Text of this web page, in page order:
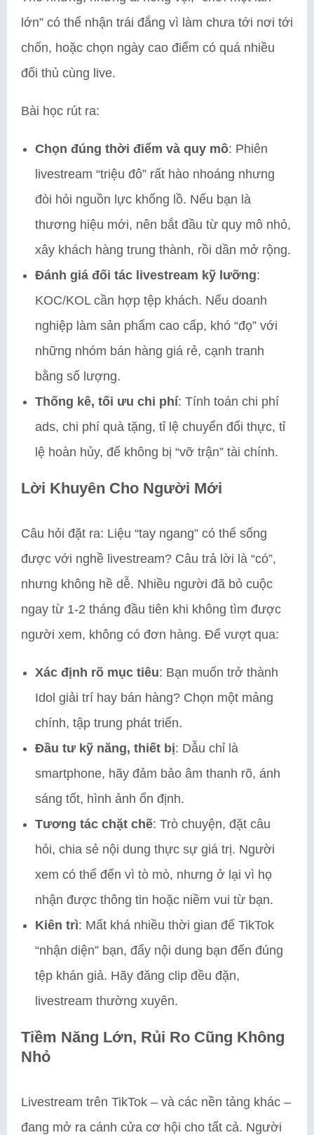
lớn” có thể nhận trái đắng vì làm chưa tới nơi tới
chốn, hoặc chọn ngày cao điểm có quá nhiều
đối thủ cùng live.
Bài học rút ra:
Chọn đúng thời điểm và quy mô: Phiên
livestream “triệu đô” rất hào nhoáng nhưng
đòi hỏi nguồn lực khổng lồ. Nếu bạn là
thương hiệu mới, nên bắt đầu từ quy mô nhỏ,
xây khách hàng trung thành, rồi dần mở rộng.
Đánh giá đối tác livestream kỹ lưỡng:
KOC/KOL cần hợp tệp khách. Nếu doanh
nghiệp làm sản phẩm cao cấp, khó “đọ” với
những nhóm bán hàng giá rẻ, cạnh tranh
bằng số lượng.
Thống kê, tối ưu chi phí: Tính toán chi phí
ads, chi phí quà tặng, tỉ lệ chuyển đổi thực, tỉ
lệ hoàn hủy, để không bị “vỡ trận” tài chính.
Lời Khuyên Cho Người Mới
Câu hỏi đặt ra: Liệu “tay ngang” có thể sống
được với nghề livestream? Câu trả lời là “có”,
nhưng không hề dễ. Nhiều người đã bỏ cuộc
ngay từ 1-2 tháng đầu tiên khi không tìm được
người xem, không có đơn hàng. Để vượt qua:
Xác định rõ mục tiêu: Bạn muốn trở thành
Idol giải trí hay bán hàng? Chọn một mảng
chính, tập trung phát triển.
Đầu tư kỹ năng, thiết bị: Dẫu chỉ là
smartphone, hãy đảm bảo âm thanh rõ, ánh
sáng tốt, hình ảnh ổn định.
Tương tác chặt chẽ: Trò chuyện, đặt câu
hỏi, chia sẻ nội dung thực sự giá trị. Người
xem có thể đến vì tò mò, nhưng ở lại vì họ
nhận được thông tin hoặc niềm vui từ bạn.
Kiên trì: Mất khá nhiều thời gian để TikTok
“nhận diện” bạn, đẩy nội dung bạn đến đúng
tệp khán giả. Hãy đăng clip đều đặn,
livestream thường xuyên.
Tiềm Năng Lớn, Rủi Ro Cũng Không
Nhỏ
Livestream trên TikTok – và các nền tảng khác –
đang mở ra cánh cửa cơ hội cho tất cả. Người